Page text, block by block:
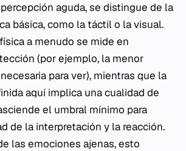
aguda, se distingue de la
básica, como la táctil o la visual.
a menudo se mide en
(por ejemplo, la menor
para ver), mientras que la
aquí implica una cualidad de
el umbral mínimo para
de la interpretación y la reacción.
las emociones ajenas, esto